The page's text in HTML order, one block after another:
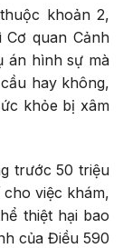
khoản 2,
quan Cảnh
án hình sự mà
hay không,
khỏe bị xâm
trước 50 triệu
việc khám,
thiệt hại bao
của Điều 590